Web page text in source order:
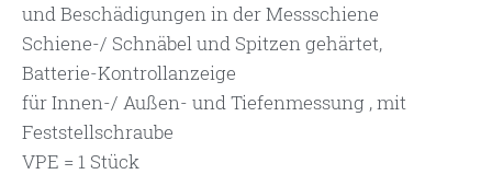
und Beschädigungen in der Messschiene
Schiene-/ Schnäbel und Spitzen gehärtet,
Batterie-Kontrollanzeige
für Innen-/ Außen- und Tiefenmessung , mit
Feststellschraube
VPE = 1 Stück